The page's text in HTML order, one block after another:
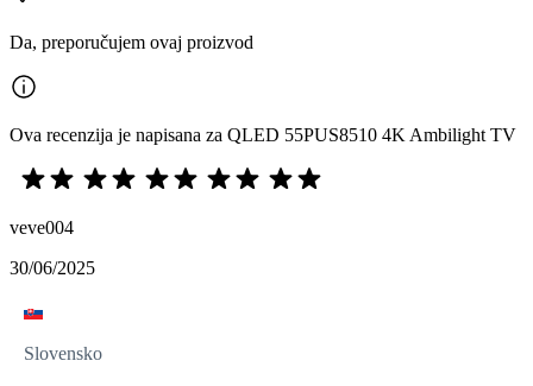
Da, preporučujem ovaj proizvod
Ova recenzija je napisana za QLED 55PUS8510 4K Ambilight TV
veve004
30/06/2025
Slovensko